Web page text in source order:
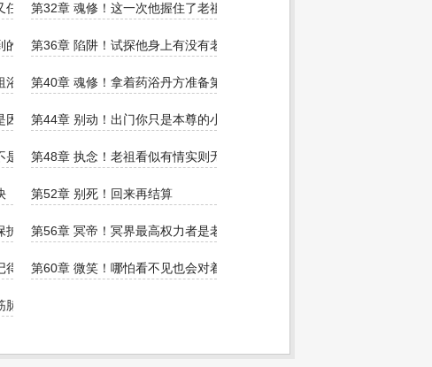
任何损伤第32章 魂修！这一次他握住了老祖的手
第36章 陷阱！试探他身上有没有老祖的气息
室 第40章 魂修！拿着药浴丹方准备第三次魂修
因为你付得起
第44章 别动！出门你只是本尊的小跟班
是来听祖训的
第48章 执念！老祖看似有情实则无情
第52章 别死！回来再结算
第56章 冥帝！冥界最高权力者是老祖的铁粉
了 第60章 微笑！哪怕看不见也会对着老祖笑